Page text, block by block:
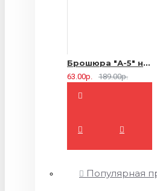
Брошюра "А-5" на 2 скрепки - 16 страниц
63.00р. 189.00р.
Популярная